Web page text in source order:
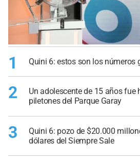
1 Quini 6: estos son los números
2
Un adolescente de 15 años fue
piletones del Parque Garay
3
Quini 6: pozo de $20.000
dólares del Siempre Sale